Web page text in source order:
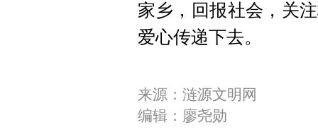
家乡，回报社会，关
爱心传递下去。
来源：涟源文明网
编辑：廖尧勋